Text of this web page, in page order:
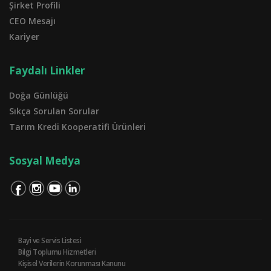
Şirket Profili
CEO Mesajı
Kariyer
Faydalı Linkler
Doğa Günlüğü
Sıkça Sorulan Sorular
Tarım Kredi Kooperatifi Ürünleri
Sosyal Medya
Bayi ve Servis Listesi
Bilgi Toplumu Hizmetleri
Kişisel Verilerin Korunması Kanunu